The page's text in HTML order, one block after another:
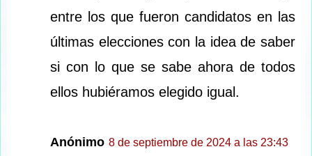
entre los que fueron candidatos en las
últimas elecciones con la idea de saber
si con lo que se sabe ahora de todos
ellos hubiéramos elegido igual.
Anónimo 8 de septiembre de 2024 a las 23:43